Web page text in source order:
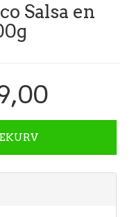
Salsa en